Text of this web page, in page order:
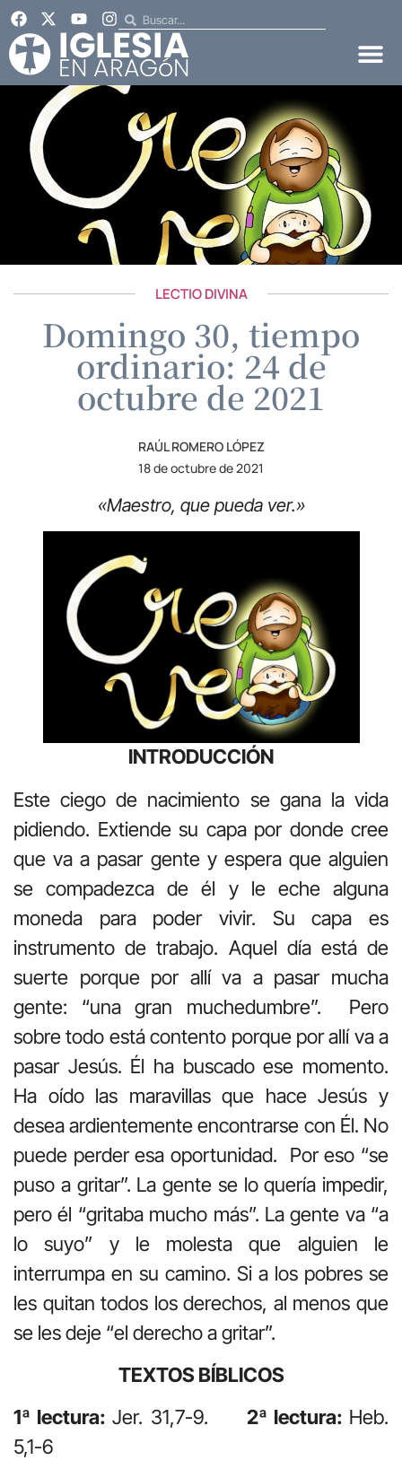
LECTIO DIVINA
Domingo 30, tiempo
ordinario: 24 de
octubre de 2021
RAÚL ROMERO LÓPEZ
18 de octubre de 2021
«Maestro, que pueda ver.»
INTRODUCCIÓN
Este ciego de nacimiento se gana la vida
pidiendo. Extiende su capa por donde cree
que va a pasar gente y espera que alguien
se compadezca de él y le eche alguna
moneda para poder vivir. Su capa es
instrumento de trabajo. Aquel día está de
suerte porque por allí va a pasar mucha
gente: “una gran muchedumbre”. Pero
sobre todo está contento porque por allí va a
pasar Jesús. Él ha buscado ese momento.
Ha oído las maravillas que hace Jesús y
desea ardientemente encontrarse con Él. No
puede perder esa oportunidad. Por eso “se
puso a gritar”. La gente se lo quería impedir,
pero él “gritaba mucho más”. La gente va “a
lo suyo” y le molesta que alguien le
interrumpa en su camino. Si a los pobres se
les quitan todos los derechos, al menos que
se les deje “el derecho a gritar”.
TEXTOS BÍBLICOS
1ª lectura:Jer. 31,7-9. 2ª lectura: Heb.
5,1-6